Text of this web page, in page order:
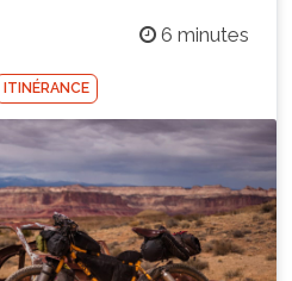
6 minutes
ITINÉRANCE